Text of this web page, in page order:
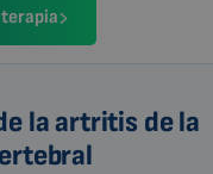
la artritis de la